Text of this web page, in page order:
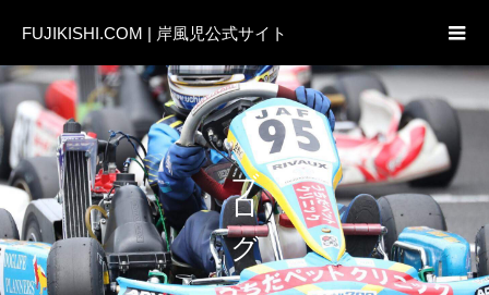
FUJIKISHI.COM | 岸風児公式サイト
ブログ